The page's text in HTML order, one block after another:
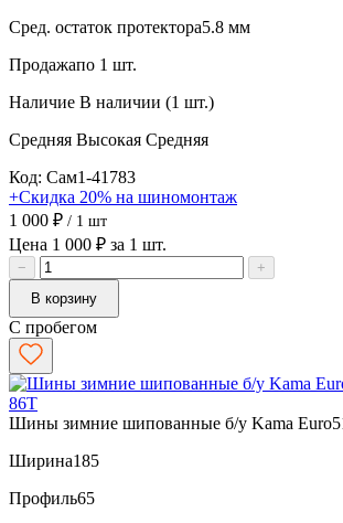
Сред. остаток протектора5.8 мм
Продажапо 1 шт.
Наличие В наличии (1 шт.)
Средняя Высокая Средняя
Код: Сам1-41783
+Скидка 20% на шиномонтаж
1 000 ₽ / 1 шт
Цена 1 000 ₽ за 1 шт.
−
+
В корзину
С пробегом
Шины зимние шипованные б/у Kama
Ширина185
Профиль65